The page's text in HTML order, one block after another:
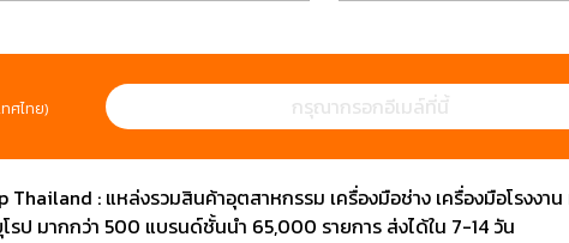
ศไทย)
Thailand : แหล่งรวมสินค้าอุตสาหกรรม เครื่องมือช่าง เครื่องมือโรงง
รป มากกว่า 500 แบรนด์ชั้นนำ 65,000 รายการ ส่งได้ใน 7-14 วัน